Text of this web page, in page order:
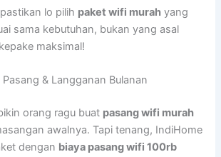
lo pilih paket wifi murah yang
sama kebutuhan, bukan yang asal
maksimal!
& Langganan Bulanan
orang ragu buat pasang wifi murah
awalnya. Tapi tenang, IndiHome
dengan biaya pasang wifi 100rb